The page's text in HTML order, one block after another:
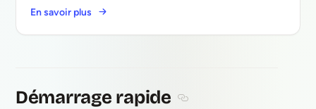
En savoir plus
Démarrage rapide